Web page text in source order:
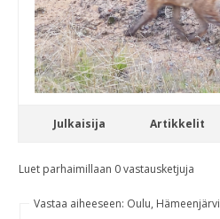
Julkaisija Artikkelit
Luet parhaimillaan 0 vastausketjuja
Vastaa aiheeseen: Oulu, Hämeenjärvi